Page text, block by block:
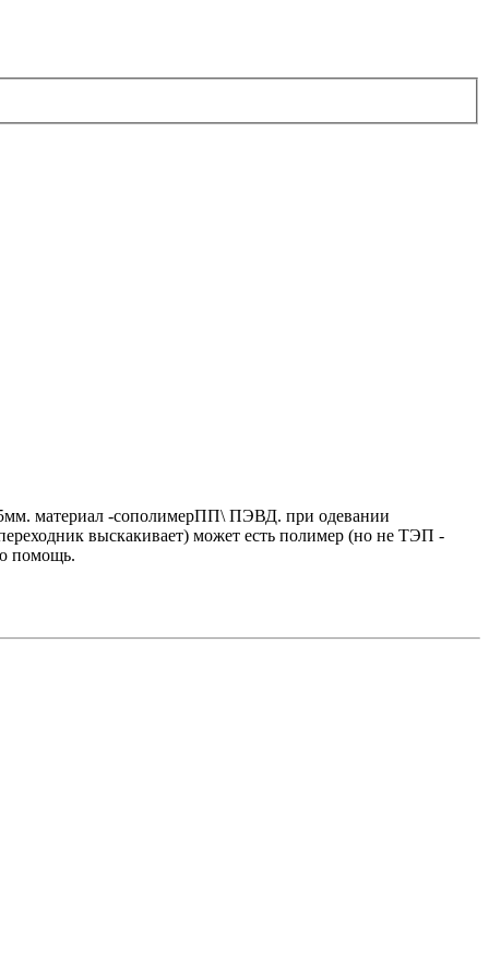
материал -сополимерПП\ ПЭВД. при одевании
выскакивает) может есть полимер (но не ТЭП -
помощь.